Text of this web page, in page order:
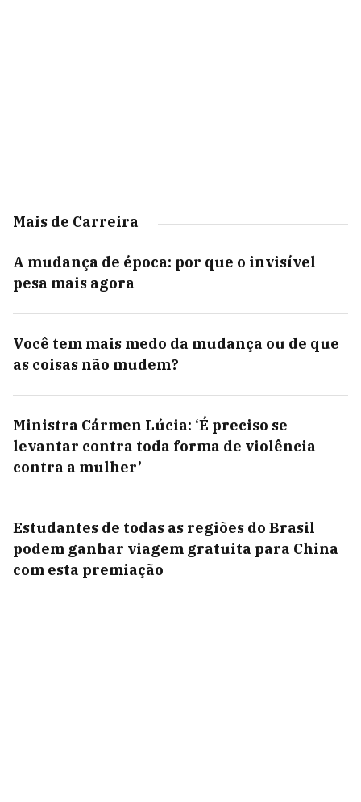
Mais de Carreira
A mudança de época: por que o invisível
pesa mais agora
Você tem mais medo da mudança ou de que
as coisas não mudem?
Ministra Cármen Lúcia: ‘É preciso se
levantar contra toda forma de violência
contra a mulher’
Estudantes de todas as regiões do Brasil
podem ganhar viagem gratuita para China
com esta premiação